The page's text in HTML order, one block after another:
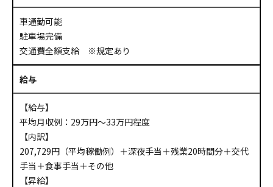
車通勤可能
駐車場完備
交通費全額支給 ※規定あり
給与
【給与】
平均月収例：29万円～33万円程度
【内訳】
207,729円（平均稼働例）＋深夜手当＋残業20時間分＋交代
手当＋食事手当＋その他
【昇給】